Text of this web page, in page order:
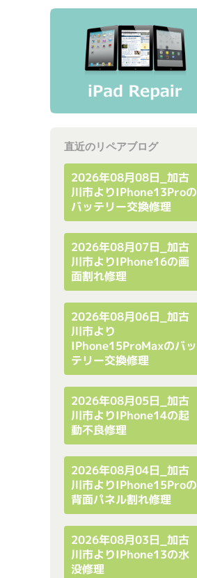
直近のリペアブログ
2026年08月08日_加古
川市よりiPhone13Proの
バッテリー交換修理
2026年08月07日_加古
川市よりiPhone16の画
面割れ修理
2026年08月06日_加古
川市より
IPhone15ProMaxのバッ
テリー交換修理
2026年08月05日_加古
川市よりiPhone14の起
動不良修理
2026年08月04日_加古
川市よりiPhone15Proの
背面パネル割れ修理
2026年08月03日_加古
川市よりiPhone13の水
没修理